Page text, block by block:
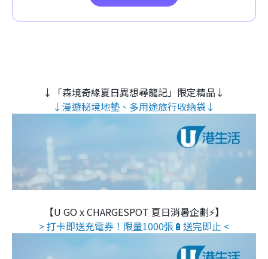
↓「森境奇緣夏日異想尋龍記」限定精品↓
↓漫遊秘境地墊、多用途旅行收納袋↓
【U GO x CHARGESPOT 夏日消暑企劃⚡】
> 打卡即送充電券！限量1000張🔋送完即止 <